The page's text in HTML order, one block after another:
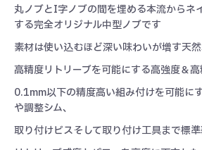
丸ノブとI字ノブの間を埋める本流からネ
する完全オリジナル中型ノブです
素材は使い込むほど深い味わいが増す天
高精度リトリーブを可能にする高強度＆
0.1mm以下の精度高い組み付けを可能に
や調整シム、
取り付けビスそして取り付け工具まで標